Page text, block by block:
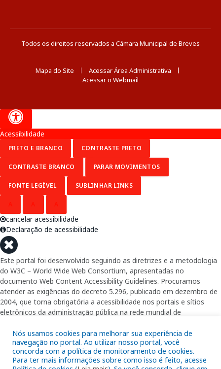
Todos os direitos reservados a Câmara Municipal de Breves
Mapa do Site
Acessar Área Administrativa
Acessar o Webmail
Nós usamos cookies para melhorar sua experiência de
navegação no portal. Ao utilizar nosso portal, você
concorda com a política de monitoramento de cookies.
Para ter mais informações sobre como isso é feito, acesse
Acessibilidade
PRETO E BRANCO CONTRASTE PRETO
CONTRASTE BRANCO PARAR MOVIMENTOS
FONTE LEGÍVEL SUBLINHAR LINKS
cancelar acessibilidade
Declaração de acessibilidade
Este portal foi desenvolvido seguindo as diretrizes e a metodologia
do W3C – World Wide Web Consortium, apresentadas no
documento Web Content Accessibility Guidelines. Procuramos
atender as exigências do decreto 5.296, publicado em dezembro de
2004, que torna obrigatória a acessibilidade nos portais e sítios
eletrônicos da administração pública na rede mundial de
garantindo-lhes o pleno acesso aos conteúdos disponíveis.
Além de validações automáticas, foram realizados testes em
diversos navegadores e através do utilitário de acesso a Internet do